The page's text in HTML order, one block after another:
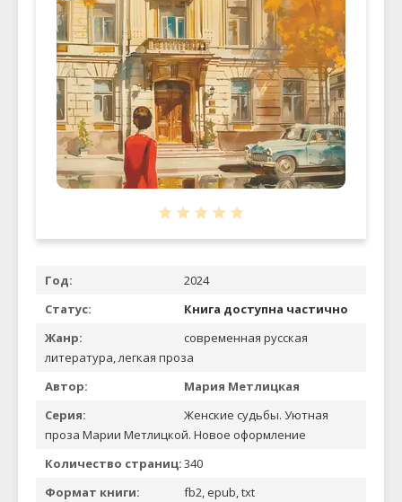
Год:
2024
Статус:
Книга доступна частично
Жанр:
современная русская
литература, легкая проза
Автор:
Мария Метлицкая
Серия:
Женские судьбы. Уютная
проза Марии Метлицкой. Новое оформление
Количество страниц:340
Формат книги:
fb2, epub, txt